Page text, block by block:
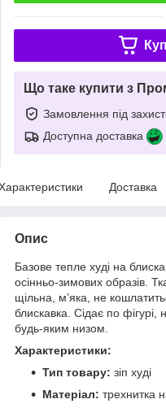
Що таке купити з
Замовлення під
Доступна доставка
Доставка
Опис
Базове тепле худі на
осінньо-зимових образів.
щільна, м’яка, не
блискавка. Сідає по фігурі,
будь-яким низом.
Характеристики:
Тип товару: зіп худі
Матеріал: трехнитка